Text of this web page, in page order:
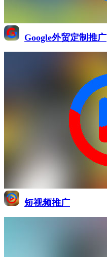
Google外贸定制推广
短视频推广